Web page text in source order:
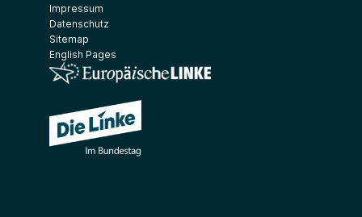
Impressum
Datenschutz
Sitemap
English Pages
(Link öffnet ein neues Fenster)